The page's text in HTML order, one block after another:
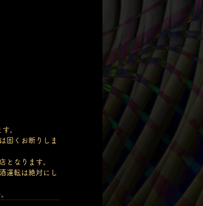
。
固くお断りしま
となります。
運転は絶対にし